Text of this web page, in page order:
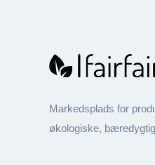
Markedsplads for
økologiske,